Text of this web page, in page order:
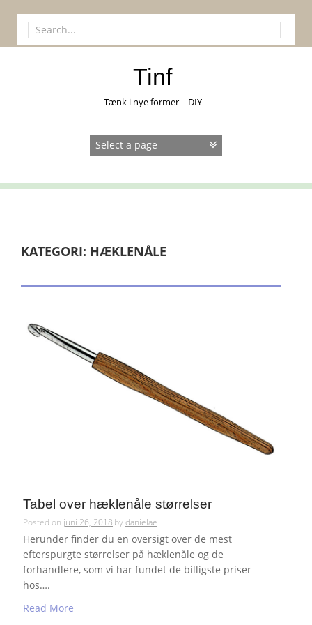
Search
for:
Tinf
Tænk i nye former – DIY
KATEGORI: HÆKLENÅLE
Tabel over hæklenåle størrelser
Posted on juni 26, 2018 bydanielae
Herunder finder du en oversigt over de mest
efterspurgte størrelser på hæklenåle og de
forhandlere, som vi har fundet de billigste priser
hos….
Read More